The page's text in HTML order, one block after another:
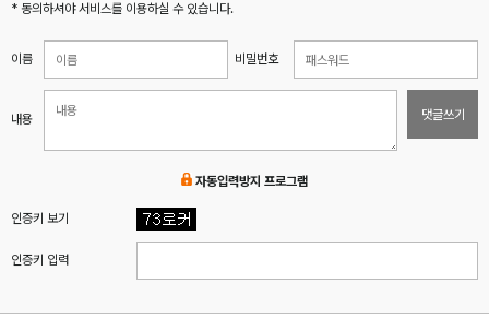
* 동의하셔야 서비스를 이용하실 수 있습니다.
이름 비밀번호
내용 댓글쓰기
자동입력방지 프로그램
인증키 보기
인증키 입력